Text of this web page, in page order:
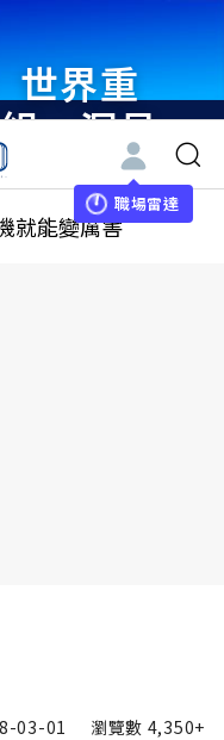
世界重
組・洞見
未來 與
世界領袖
職場雷達
就能變厲害
03-01 瀏覽數 4,350+